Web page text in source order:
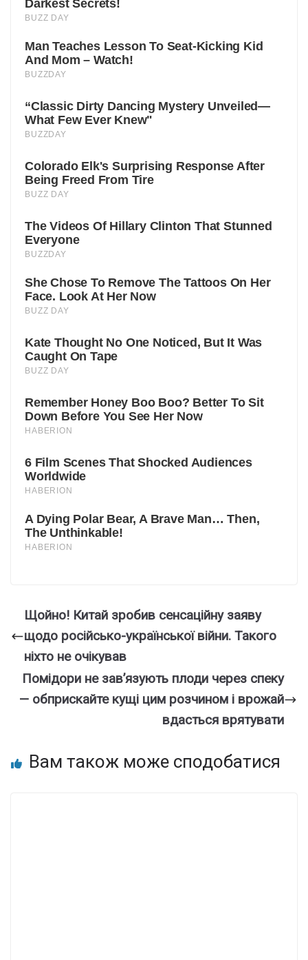
Щoйно! Китай зробив сенсаційну заяву
щодо роcійсько-укpаїнської вiйни. Такого
ніxто не очiкував
Помідори не зав’язують плоди через спеку
— обприскайте кущі цим розчином і врожай
вдасться врятувати
Вам також може сподобатися